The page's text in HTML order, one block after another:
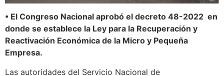
• El Congreso Nacional aprobó el decreto 48-2022 en
donde se establece la Ley para la Recuperación y
Reactivación Económica de la Micro y Pequeña
Empresa.
Las autoridades del Servicio Nacional de